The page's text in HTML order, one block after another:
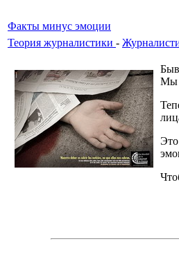
Факты минус эмоции
Теория журналистики -
Мы